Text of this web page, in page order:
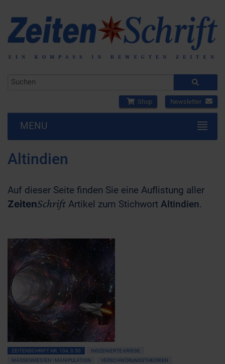
Shop Newsletter
MENU
Altindien
Auf dieser Seite finden Sie eine Auflistung aller
ZeitenSchrift Artikel zum Stichwort Altindien.
ZEITENSCHRIFT NR. 104, S.50
INSZENIERTE KRIEGE
MASSENMEDIEN • MANIPULATION
VERSCHWÖRUNGSTHEORIEN